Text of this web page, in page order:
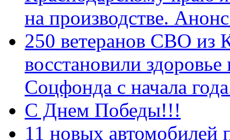
на производстве.
250 ветеранов СВО из
восстановили
Соцфонда с начала
С Днем Победы!!!
11 новых автомобилей